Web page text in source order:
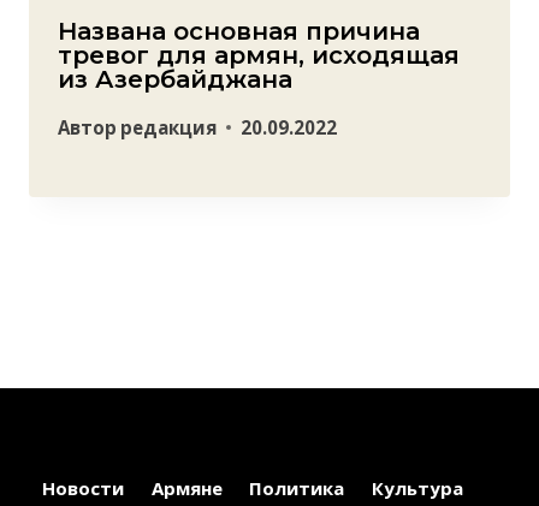
Названа основная причина
тревог для армян, исходящая
из Азербайджана
Автор редакция 20.09.2022
Новости Армяне Политика Культура